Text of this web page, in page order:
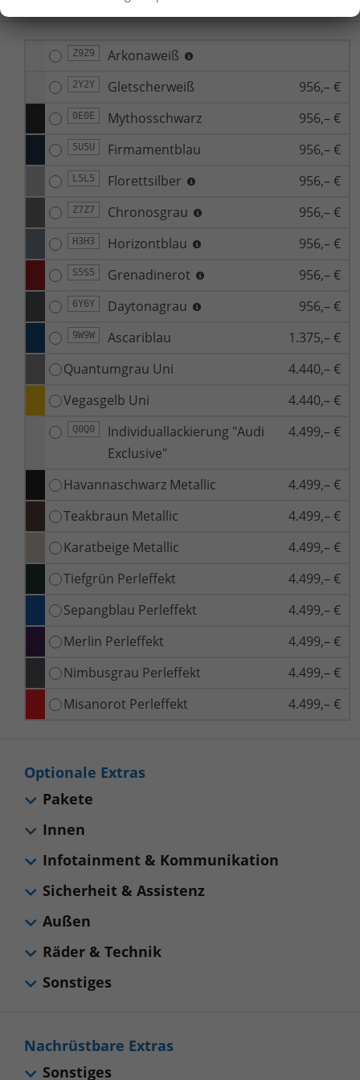
Z9Z9 Arkonaweiß
2Y2Y Gletscherweiß 956,– €
0E0E Mythosschwarz 956,– €
5U5U Firmamentblau 956,– €
L5L5 Florettsilber 956,– €
Z7Z7 Chronosgrau 956,– €
H3H3 Horizontblau 956,– €
S5S5 Grenadinerot 956,– €
6Y6Y Daytonagrau 956,– €
9W9W Ascariblau
1.375,– €
Quantumgrau Uni
4.440,– €
Vegasgelb Uni
4.440,– €
Q0Q0
Individuallackierung "Audi
Exclusive"
4.499,– €
Havannaschwarz Metallic
4.499,– €
Teakbraun Metallic
4.499,– €
Karatbeige Metallic
4.499,– €
Tiefgrün Perleffekt
4.499,– €
Sepangblau Perleffekt
4.499,– €
Merlin Perleffekt
4.499,– €
Nimbusgrau Perleffekt
4.499,– €
Misanorot Perleffekt
4.499,– €
Optionale Extras
Pakete
Innen
Infotainment & Kommunikation
Sicherheit & Assistenz
Außen
Räder & Technik
Sonstiges
Nachrüstbare Extras
Sonstiges